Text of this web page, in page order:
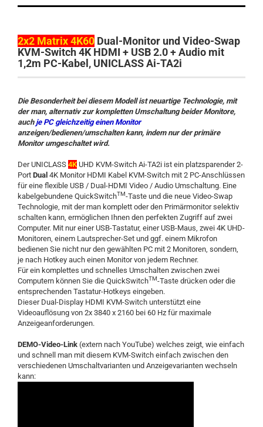
2x2 Matrix 4K60 Dual-Monitor und Video-Swap
KVM-Switch 4K HDMI + USB 2.0 + Audio mit
1,2m PC-Kabel, UNICLASS Ai-TA2i
Die Besonderheit bei diesem Modell ist neuartige Technologie, mit
der man, alternativ zur kompletten Umschaltung beider Monitore,
auchje PC gleichzeitig einen Monitor
anzeigen/bedienen/umschalten kann, indem nur der primäre
Monitor umgeschaltet wird.
Der UNICLASS 4KUHD KVM-Switch Ai-TA2i ist ein platzsparender 2-
Port Dual 4K Monitor HDMI Kabel KVM-Switch mit 2 PC-Anschlüssen
für eine flexible USB / Dual-HDMI Video / Audio Umschaltung. Eine
kabelgebundene QuickSwitchTM-Taste und die neue Video-Swap
Technologie, mit der man komplett oder den Primärmonitor selektiv
schalten kann, ermöglichen Ihnen den perfekten Zugriff auf zwei
Computer. Mit nur einer USB-Tastatur, einer USB-Maus, zwei 4K UHD-
Monitoren, einem Lautsprecher-Set und ggf. einem Mikrofon
bedienen Sie nicht nur den gewählten PC mit 2 Monitoren, sondern,
je nach Hotkey auch einen Monitor von jedem Rechner.
Für ein komplettes und schnelles Umschalten zwischen zwei
Computern können Sie die QuickSwitchTM-Taste drücken oder die
entsprechenden Tastatur-Hotkeys eingeben.
Dieser Dual-Display HDMI KVM-Switch unterstützt eine
Videoauflösung von 2x 3840 x 2160 bei 60 Hz für maximale
Anzeigeanforderungen.
DEMO-Video-Link (extern nach YouTube) welches zeigt, wie einfach
und schnell man mit diesem KVM-Switch einfach zwischen den
verschiedenen Umschaltvarianten und Anzeigevarianten wechseln
kann: